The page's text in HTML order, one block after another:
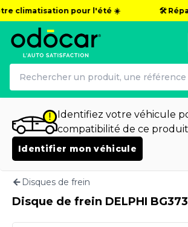
climatisation pour l'été ☀️ 🛠️
Identifiez votre véhicule
compatibilité de ce
Identifier mon véhicule
Disques de frein
Disque de frein DELPHI